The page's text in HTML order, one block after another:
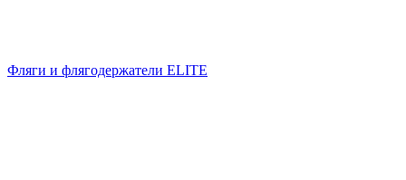
Фляги и флягодержатели ELITE